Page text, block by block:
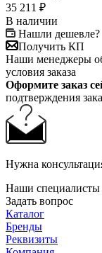
35 211 ₽
В наличии
Нашли дешевле?
Получить КП
Наши менеджеры
условия заказа
Оформите заказ
подтверждения
Нужна
Наши специалисты
Задать вопрос
Каталог
Бренды
Реквизиты